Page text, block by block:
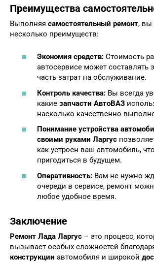
Преимущества
Выполняя самостоятельный ремонт, вы
несколько преимуществ:
Экономия средств: Стоимость
автосервисе может составлять
часть затрат на обслуживание.
Контроль качества: Вы всегда
какие запчасти АвтоВАЗ
насколько качественно
Понимание устройства
своими руками Ларгус
как устроен ваш автомобиль,
пригодиться в будущем.
Оперативность: Вам не нужно
очереди в сервисе, ремонт
любое удобное время.
Заключение
Ремонт Лада Ларгус – это процесс,
вызывает особых сложностей
конструкции автомобиля и широкой